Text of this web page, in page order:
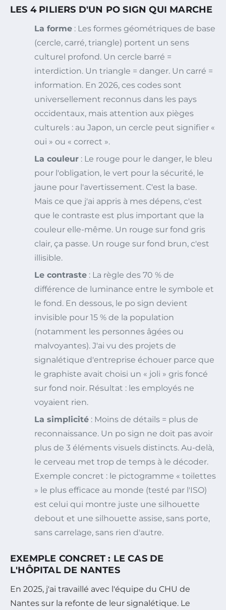
LES 4 PILIERS D'UN PO SIGN QUI MARCHE
La forme : Les formes géométriques de base
(cercle, carré, triangle) portent un sens
culturel profond. Un cercle barré =
interdiction. Un triangle = danger. Un carré =
information. En 2026, ces codes sont
universellement reconnus dans les pays
occidentaux, mais attention aux pièges
culturels : au Japon, un cercle peut signifier «
oui » ou « correct ».
La couleur : Le rouge pour le danger, le bleu
pour l'obligation, le vert pour la sécurité, le
jaune pour l'avertissement. C'est la base.
Mais ce que j'ai appris à mes dépens, c'est
que le contraste est plus important que la
couleur elle-même. Un rouge sur fond gris
clair, ça passe. Un rouge sur fond brun, c'est
illisible.
Le contraste : La règle des 70 % de
différence de luminance entre le symbole et
le fond. En dessous, le po sign devient
invisible pour 15 % de la population
(notamment les personnes âgées ou
malvoyantes). J'ai vu des projets de
signalétique d'entreprise échouer parce que
le graphiste avait choisi un « joli » gris foncé
sur fond noir. Résultat : les employés ne
voyaient rien.
La simplicité : Moins de détails = plus de
reconnaissance. Un po sign ne doit pas avoir
plus de 3 éléments visuels distincts. Au-delà,
le cerveau met trop de temps à le décoder.
Exemple concret : le pictogramme « toilettes
» le plus efficace au monde (testé par l'ISO)
est celui qui montre juste une silhouette
debout et une silhouette assise, sans porte,
sans carrelage, sans rien d'autre.
EXEMPLE CONCRET : LE CAS DE
L'HÔPITAL DE NANTES
En 2025, j'ai travaillé avec l'équipe du CHU de
Nantes sur la refonte de leur signalétique. Le